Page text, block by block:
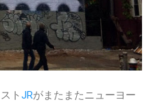
ト JRがまたまたニューヨー